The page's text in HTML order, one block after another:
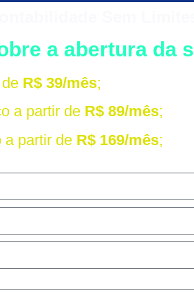
a abertura da
R$ 39/mês;
a partir de R$ 89/mês;
a partir deR$ 169/mês;